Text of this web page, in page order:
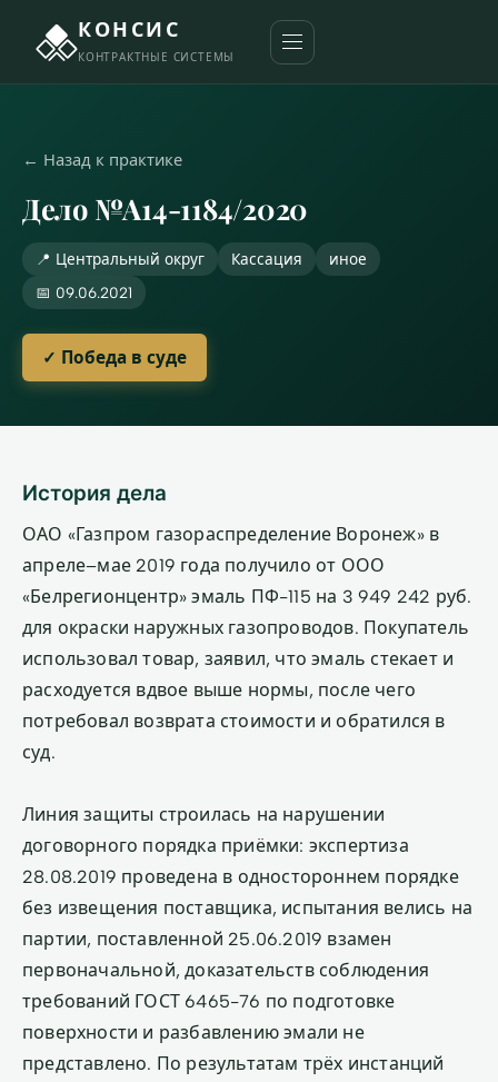
КОНСИС
КОНТРАКТНЫЕ СИСТЕМЫ
← Назад к практике
Дело №А14-1184/2020
📍 Центральный округ Кассация
иное
📅 09.06.2021
✓ Победа в суде
История дела
ОАО «Газпром газораспределение Воронеж» в
апреле–мае 2019 года получило от ООО
«Белрегионцентр» эмаль ПФ-115 на 3 949 242 руб.
для окраски наружных газопроводов. Покупатель
использовал товар, заявил, что эмаль стекает и
расходуется вдвое выше нормы, после чего
потребовал возврата стоимости и обратился в
суд.
Линия защиты строилась на нарушении
договорного порядка приёмки: экспертиза
28.08.2019 проведена в одностороннем порядке
без извещения поставщика, испытания велись на
партии, поставленной 25.06.2019 взамен
первоначальной, доказательств соблюдения
требований ГОСТ 6465-76 по подготовке
поверхности и разбавлению эмали не
представлено. По результатам трёх инстанций